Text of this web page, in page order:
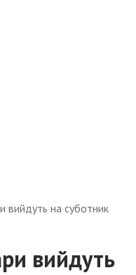
вийдуть на суботник
вийдуть